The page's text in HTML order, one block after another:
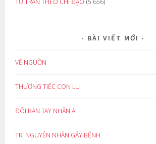
BÀI VIẾT MỚI
VỀ NGUỒN
THƯƠNG TIẾC CON LU
ĐÔI BÀN TAY NHÂN ÁI
TRỊ NGUYÊN NHÂN GÂY BỆNH